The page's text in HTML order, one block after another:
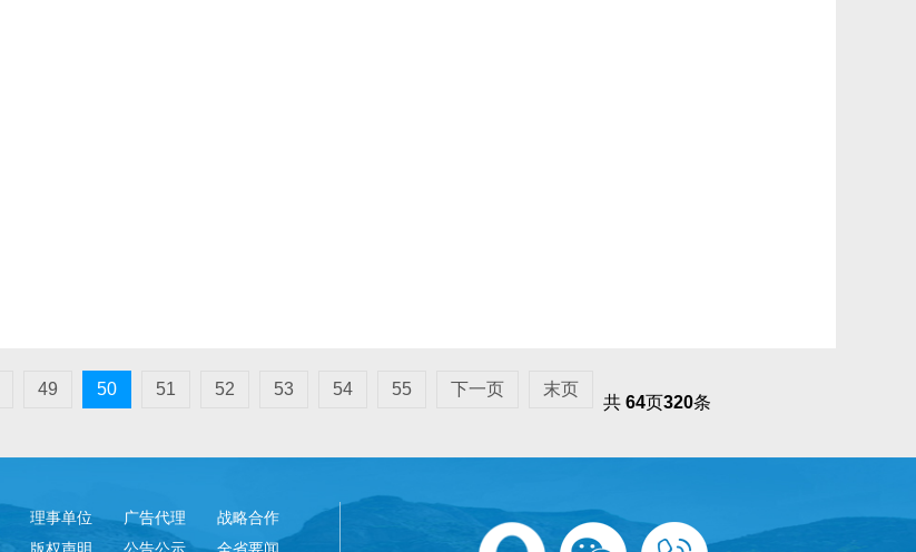
49 50 51 52 53 54 55 下一页 末页
共 64页320条
理事单位 广告代理
战略合作